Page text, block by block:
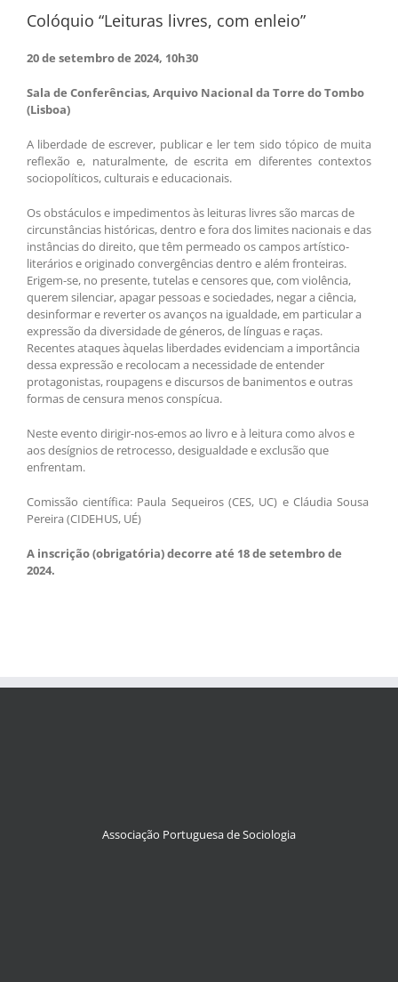
Colóquio “Leituras livres, com enleio”
20 de setembro de 2024, 10h30
Sala de Conferências, Arquivo Nacional da Torre do Tombo
(Lisboa)
A liberdade de escrever, publicar e ler tem sido tópico de muita
reflexão e, naturalmente, de escrita em diferentes contextos
sociopolíticos, culturais e educacionais.
Os obstáculos e impedimentos às leituras livres são marcas de
circunstâncias históricas, dentro e fora dos limites nacionais e das
instâncias do direito, que têm permeado os campos artístico-
literários e originado convergências dentro e além fronteiras.
Erigem-se, no presente, tutelas e censores que, com violência,
querem silenciar, apagar pessoas e sociedades, negar a ciência,
desinformar e reverter os avanços na igualdade, em particular a
expressão da diversidade de géneros, de línguas e raças.
Recentes ataques àquelas liberdades evidenciam a importância
dessa expressão e recolocam a necessidade de entender
protagonistas, roupagens e discursos de banimentos e outras
formas de censura menos conspícua.
Neste evento dirigir-nos-emos ao livro e à leitura como alvos e
aos desígnios de retrocesso, desigualdade e exclusão que
enfrentam.
Comissão científica: Paula Sequeiros (CES, UC) e Cláudia Sousa
Pereira (CIDEHUS, UÉ)
A inscrição (obrigatória) decorre até 18 de setembro de
2024.
Associação Portuguesa de Sociologia